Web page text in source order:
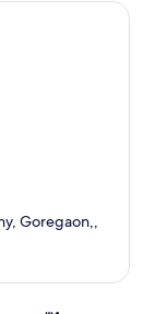
Goregaon,,